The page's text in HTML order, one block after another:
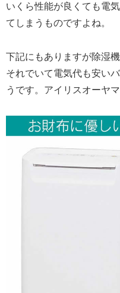
いくら性能が良くても電
てしまうものですよね。
下記にもありますが除湿
それでいて電気代も安い
うです。アイリスオーヤ